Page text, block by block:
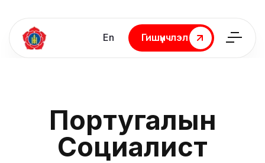
En
Гишүүнчлэл
Гишүүнчлэл
Португалын
Социалист